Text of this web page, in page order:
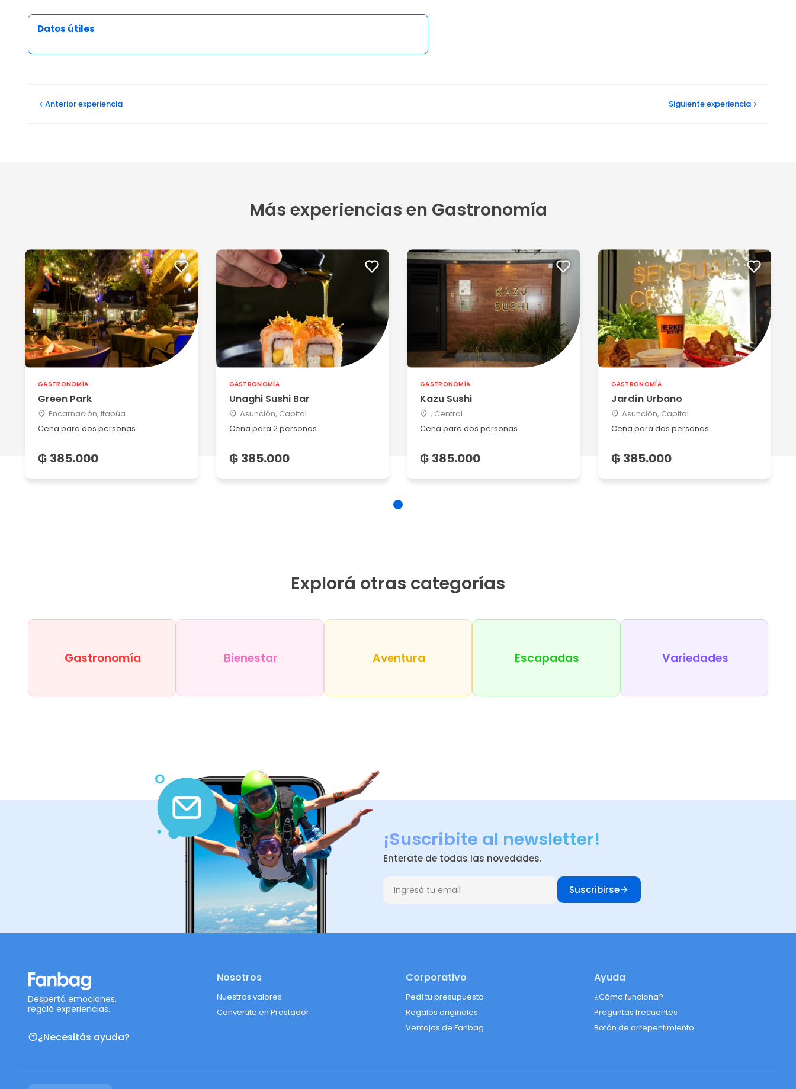
Datos útiles
Anteriorexperiencia Siguienteexperiencia
Más experiencias en Gastronomía
GASTRONOMÍA
Green Park
Encarnación, Itapúa
Cena para dos personas
₲ 385.000
GASTRONOMÍA
Unaghi Sushi Bar
Asunción, Capital
Cena para 2 personas
₲ 385.000
GASTRONOMÍA
Kazu Sushi
, Central
Cena para dos personas
₲ 385.000
GASTRONOMÍA
Jardín Urbano
Asunción, Capital
Cena para dos personas
₲ 385.000
Explorá otras categorías
Gastronomía Bienestar Aventura Escapadas Variedades
¡Suscribite al newsletter!
Enterate de todas las novedades.
Suscribirse
Despertá emociones,
regalá experiencias.
¿Necesitás ayuda?
Nosotros
Nuestros valores
Convertite en Prestador
Corporativo
Pedí tu presupuesto
Regalos originales
Ventajas de Fanbag
Ayuda
¿Cómo funciona?
Preguntas frecuentes
Botón de arrepentimiento